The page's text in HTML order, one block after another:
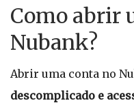
Como abrir
Nubank?
Abrir uma conta no
descomplicado e